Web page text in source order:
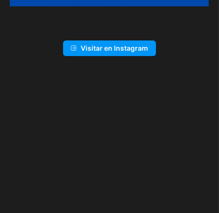
Visitar en Instagram